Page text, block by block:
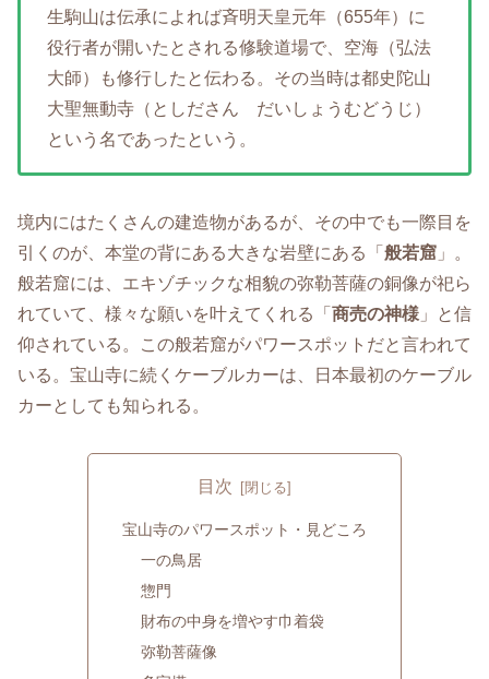
生駒山は伝承によれば斉明天皇元年（655年）に
役行者が開いたとされる修験道場で、空海（弘法
大師）も修行したと伝わる。その当時は都史陀山
大聖無動寺（としださん だいしょうむどうじ）
という名であったという。
境内にはたくさんの建造物があるが、その中でも一際目を
引くのが、本堂の背にある大きな岩壁にある「 般若窟 」。
般若窟には、エキゾチックな相貌の弥勒菩薩の銅像が祀ら
れていて、様々な願いを叶えてくれる「 商売の神様 」と信
仰されている。この般若窟がパワースポットだと言われて
いる。宝山寺に続くケーブルカーは、日本最初のケーブル
カーとしても知られる。
目次
宝山寺のパワースポット・見どころ
一の鳥居
惣門
財布の中身を増やす巾着袋
弥勒菩薩像